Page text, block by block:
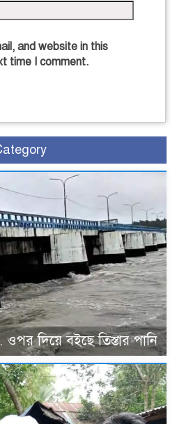
and website in this
time I comment.
দিয়ে বইছে তিস্তার পানি